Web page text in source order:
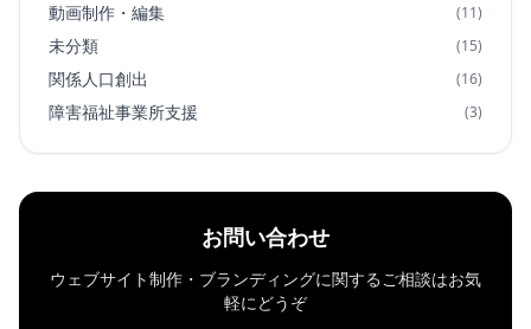
動画制作・編集 (11)
未分類 (15)
関係人口創出 (16)
障害福祉事業所支援 (3)
お問い合わせ
ウェブサイト制作・ブランディングに関するご相談はお気
軽にどうぞ